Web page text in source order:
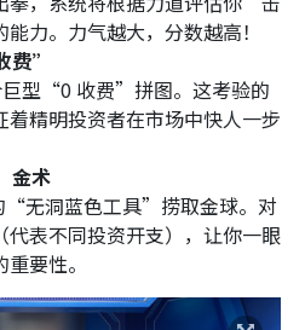
力。力气越大，分数越高！
费”
巨型“0 收费”拼图。这考验的
着精明投资者在市场中快人一步
金术
“无洞蓝色工具”捞取金球。对
代表不同投资开支），让你一眼
要性。